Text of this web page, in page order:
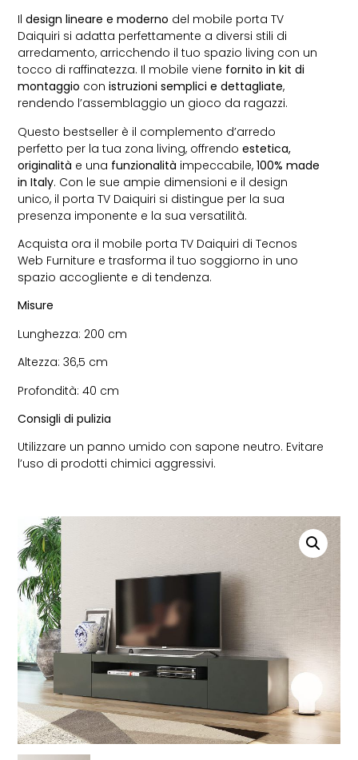
Ildesign lineare e moderno del mobile porta TV
Daiquiri si adatta perfettamente a diversi stili di
arredamento, arricchendo il tuo spazio living con un
tocco di raffinatezza. Il mobile viene fornito in kit di
montaggio conistruzioni semplici e dettagliate,
rendendo l’assemblaggio un gioco da ragazzi.
Questo bestseller è il complemento d’arredo
perfetto per la tua zona living, offrendoestetica,
originalità e una funzionalità impeccabile,100% made
in Italy. Con le sue ampie dimensioni e il design
unico, il porta TV Daiquiri si distingue per la sua
presenza imponente e la sua versatilità.
Acquista ora il mobile porta TV Daiquiri di Tecnos
Web Furniture e trasforma il tuo soggiorno in uno
spazio accogliente e di tendenza.
Misure
Lunghezza: 200 cm
Altezza: 36,5 cm
Profondità: 40 cm
Consigli di pulizia
Utilizzare un panno umido con sapone neutro. Evitare
l’uso di prodotti chimici aggressivi.